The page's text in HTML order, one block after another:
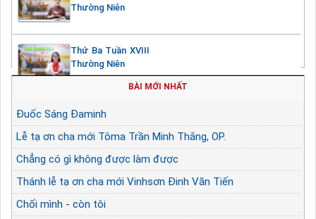
Thường Niên
Thứ Ba Tuần XVIII
Thường Niên
BÀI MỚI NHẤT
Đuốc Sáng Đaminh
Lễ tạ ơn cha mới Tôma Trần Minh Thắng, OP.
Chẳng có gì không được làm được
Thánh lễ tạ ơn cha mới Vinhsơn Đinh Văn Tiến
Chối mình - còn tôi